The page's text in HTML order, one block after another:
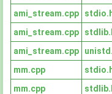
ami_stream.cpp
ami_stream.cpp
ami_stream.cpp
mm.cpp
mm.cpp